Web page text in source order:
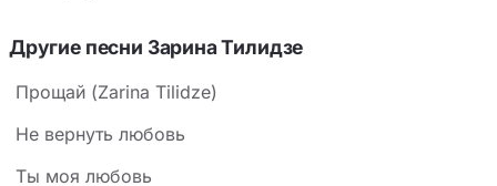
Другие песни Зарина Тилидзе
Прощай (Zarina Tilidze)
Не вернуть любовь
Ты моя любовь